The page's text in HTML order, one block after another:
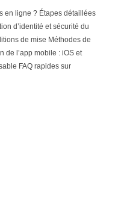
en ligne ? Étapes détaillées
d’identité et sécurité du
de mise Méthodes de
de l’app mobile : iOS et
FAQ rapides sur